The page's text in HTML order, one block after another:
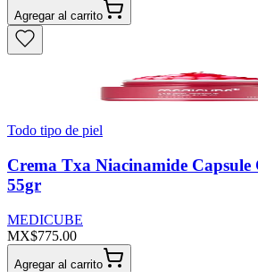
Agregar al carrito
Todo tipo de piel
Crema Txa Niacinamide Capsule
55gr
MEDICUBE
MX$775.00
Agregar al carrito